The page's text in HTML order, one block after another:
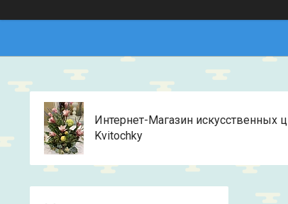
Интернет-Магазин искусственных
Kvitochky